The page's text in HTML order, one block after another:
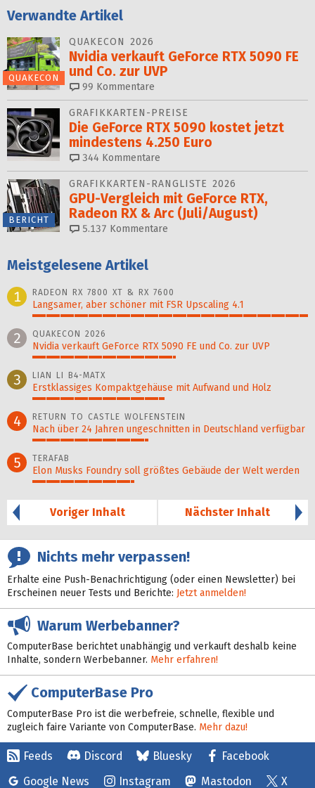
Verwandte Artikel
QUAKECON
QUAKECON 2026
Nvidia verkauft GeForce RTX 5090 FE
und Co. zur UVP
99 Kommentare
GRAFIKKARTEN-PREISE
Die GeForce RTX 5090 kostet jetzt
mindestens 4.250 Euro
344 Kommentare
BERICHT
GRAFIKKARTEN-RANGLISTE 2026
GPU-Vergleich mit GeForce RTX,
Radeon RX & Arc (Juli/August)
5.137 Kommentare
Meistgelesene Artikel
1
RADEON RX 7800 XT & RX 7600
Langsamer, aber schöner mit FSR Upscaling 4.1
100%
2 QUAKECON 2026
Nvidia verkauft GeForce RTX 5090 FE und Co. zur UVP
52%
3 LIAN LI B4-MATX
Erstklassiges Kompaktgehäuse mit Aufwand und Holz
48%
4 RETURN TO CASTLE WOLFENSTEIN
Nach über 24 Jahren ungeschnitten in Deutschland verfügbar
42%
5 TERAFAB
Elon Musks Foundry soll größ­tes Gebäude der Welt werden
37%
Voriger Inhalt
Nächster Inhalt
Nichts mehr verpassen!
Erhalte eine Push-Benachrichtigung (oder einen Newsletter) bei
Erscheinen neuer Tests und Berichte: Jetzt anmelden!
Warum Werbebanner?
ComputerBase berichtet unabhängig und verkauft deshalb keine
Inhalte, sondern Werbebanner. Mehr erfahren!
ComputerBase Pro
ComputerBase Pro ist die werbefreie, schnelle, flexible und
zugleich faire Variante von ComputerBase. Mehr dazu!
Feeds Discord Bluesky
Facebook
Google News
Instagram Mastodon X